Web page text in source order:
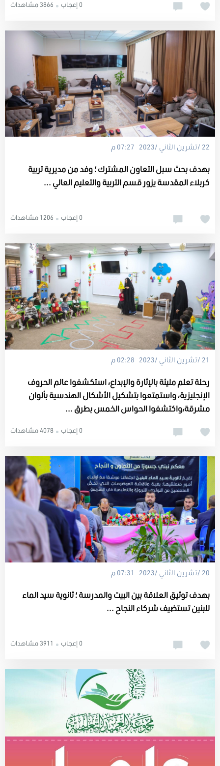
3866 مشاهدات 0 إعجاب
22 /تشرين الثاني /2023 07:27 م
بهدف بحث سبل التعاون المشترك ؛ وفد من مديرية تربية
كربلاء المقدسة يزور قسم التربية والتعليم العالي ...
1206 مشاهدات 0 إعجاب
21 /تشرين الثاني /2023 02:28 م
رحلة تعلم مليئة بالإثارة والإبداع، استكشفوا عالم الحروف
الإنجليزية، واستمتعوا بتشكيل الأشكال الهندسية بألوان
مشرقة،واكتشفوا الحواس الخمس بطرق ...
4078 مشاهدات 0 إعجاب
20 /تشرين الثاني /2023 07:31 م
بهدف توثيق العلاقة بين البيت والمدرسة ؛ ثانوية سيد الماء
للبنين تستضيف شركاء النجاح ...
3911 مشاهدات 0 إعجاب